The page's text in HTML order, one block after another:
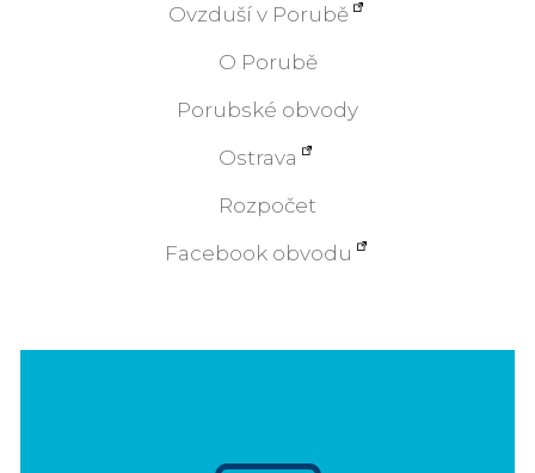
Ovzduší v Porubě
O Porubě
Porubské obvody
Ostrava
Rozpočet
Facebook obvodu